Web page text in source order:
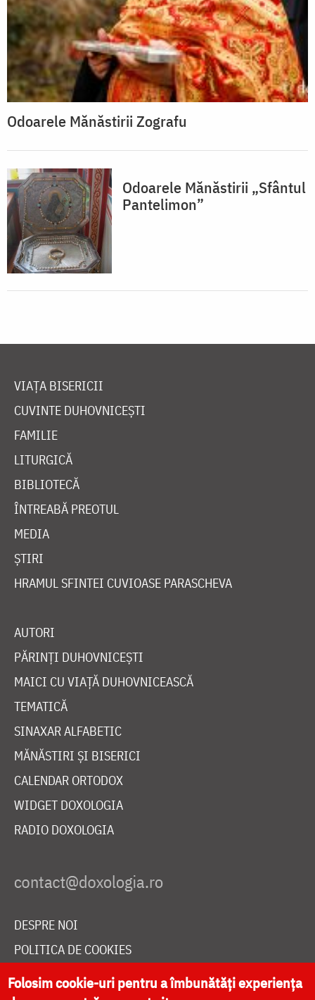
Odoarele Mănăstirii Zografu
Odoarele Mănăstirii „Sfântul
Pantelimon”
VIAȚA BISERICII
CUVINTE DUHOVNICEȘTI
FAMILIE
LITURGICĂ
BIBLIOTECĂ
ÎNTREABĂ PREOTUL
MEDIA
ȘTIRI
HRAMUL SFINTEI CUVIOASE PARASCHEVA
AUTORI
PĂRINȚI DUHOVNICEȘTI
MAICI CU VIAȚĂ DUHOVNICEASCĂ
TEMATICĂ
SINAXAR ALFABETIC
MĂNĂSTIRI ȘI BISERICI
CALENDAR ORTODOX
WIDGET DOXOLOGIA
RADIO DOXOLOGIA
DESPRE NOI
POLITICA DE COOKIES
DONEAZĂ ONLINE PENTRU CATEDRALA NAȚIONALĂ
Folosim cookie-uri pentru a îmbunătăți experiența